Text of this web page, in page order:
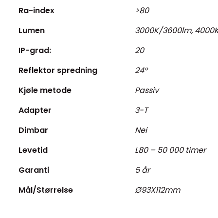
Ra-index
>80
Lumen
3000K/3600lm,
IP-grad:
20
Reflektor spredning
24°
Kjøle metode
Passiv
Adapter
3-T
Dimbar
Nei
Levetid
L80 – 50 000 timer
Garanti
5 år
Mål/Størrelse
Ø93X112mm